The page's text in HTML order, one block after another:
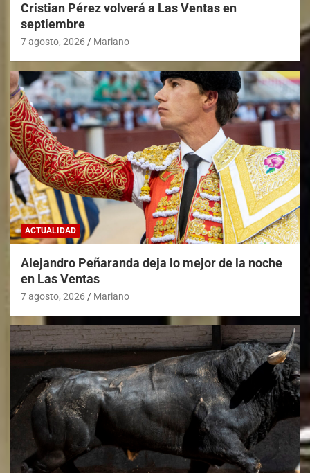
Cristian Pérez volverá a Las Ventas en
septiembre
7 agosto, 2026 Mariano
ACTUALIDAD
Alejandro Peñaranda deja lo mejor de la noche
en Las Ventas
7 agosto, 2026 Mariano